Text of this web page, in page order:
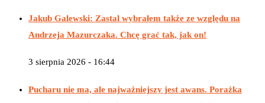
Jakub Galewski: Zastal wybrałem także ze względu na
Andrzeja Mazurczaka. Chcę grać tak, jak on!
3 sierpnia 2026 - 16:44
Pucharu nie ma, ale najważniejszy jest awans. Porażka